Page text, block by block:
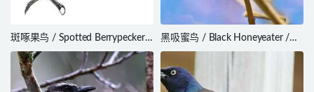
斑啄果鸟 / Spotted Berrypecker /
Rhamphocharis crassirostris
黑吸蜜鸟 / Black Honeyeater /
Sugomel niger